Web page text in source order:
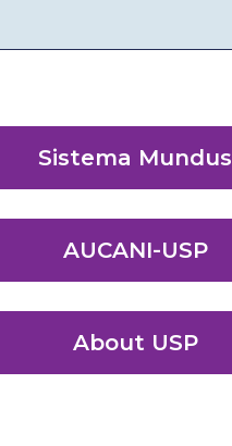
Sistema Mundus
AUCANI-USP
About USP